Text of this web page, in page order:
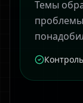
Темы